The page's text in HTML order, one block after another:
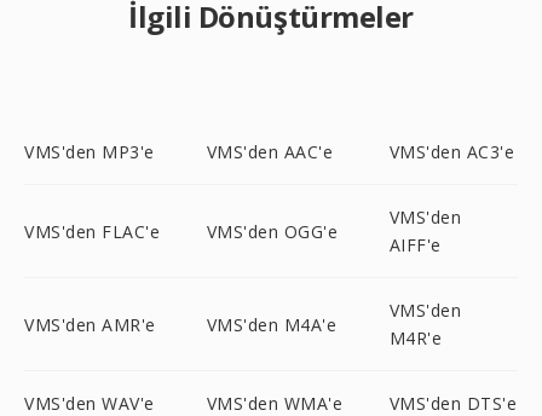
İlgili Dönüştürmeler
VMS'den MP3'e VMS'den AAC'e VMS'den AC3'e
VMS'den FLAC'e VMS'den OGG'e
VMS'den
AIFF'e
VMS'den AMR'e VMS'den M4A'e
VMS'den
M4R'e
VMS'den WAV'e VMS'den WMA'e VMS'den DTS'e